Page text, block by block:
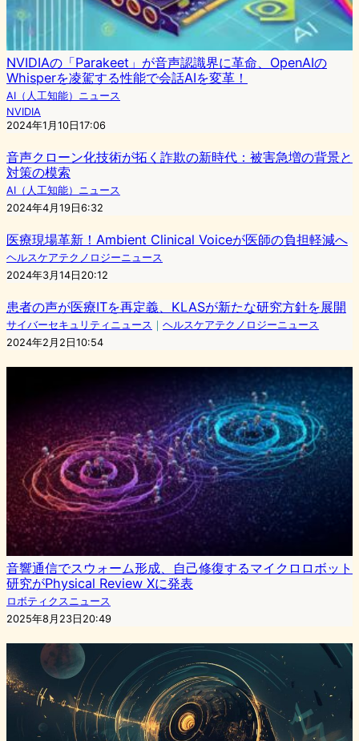
NVIDIAの「Parakeet」が音声認識界に革命、OpenAIの
Whisperを凌駕する性能で会話AIを変革！
AI（人工知能）ニュース
NVIDIA
2024年1月10日17:06
音声クローン化技術が拓く詐欺の新時代：被害急増の背景と
対策の模索
AI（人工知能）ニュース
2024年4月19日6:32
医療現場革新！Ambient Clinical Voiceが医師の負担軽減へ
ヘルスケアテクノロジーニュース
2024年3月14日20:12
患者の声が医療ITを再定義、KLASが新たな研究方針を展開
サイバーセキュリティニュース ｜ ヘルスケアテクノロジーニュース
2024年2月2日10:54
音響通信でスウォーム形成、自己修復するマイクロロボット
研究がPhysical Review Xに発表
ロボティクスニュース
2025年8月23日20:49